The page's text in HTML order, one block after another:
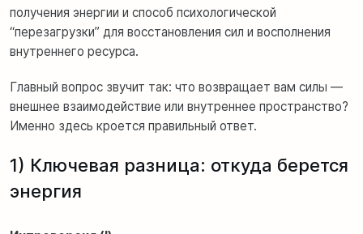
получения энергии и способ психологической
“перезагрузки” для восстановления сил и восполнения
внутреннего ресурса.
Главный вопрос звучит так: что возвращает вам силы —
внешнее взаимодействие или внутреннее пространство?
Именно здесь кроется правильный ответ.
1) Ключевая разница: откуда берется
энергия